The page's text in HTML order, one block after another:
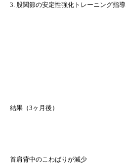
3. 股関節の安定性強化トレーニング指導
結果（3ヶ月後）
首肩背中のこわばりが減少